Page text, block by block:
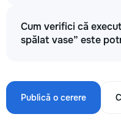
Cum verifici că
spălat vase” este
Publică o cerere